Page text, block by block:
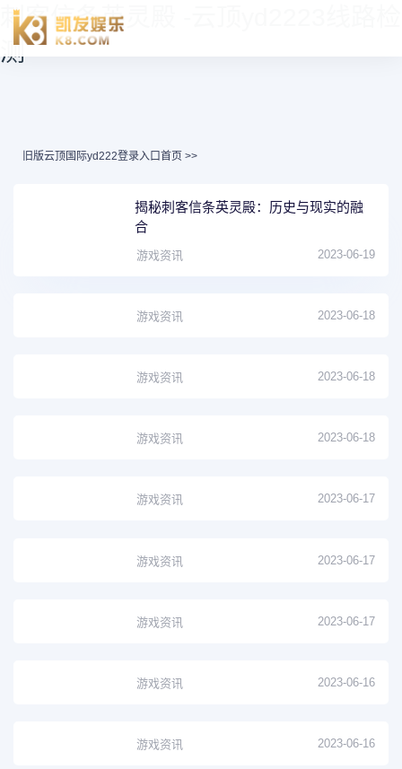
刺客信条英灵殿 -云顶yd2223线路检
测
旧版云顶国际yd222登录入口首页 >>
揭秘刺客信条英灵殿：历史与现实的融
合
游戏资讯 2023-06-19
游戏资讯 2023-06-18
游戏资讯 2023-06-18
游戏资讯 2023-06-18
游戏资讯 2023-06-17
游戏资讯 2023-06-17
游戏资讯 2023-06-17
游戏资讯 2023-06-16
游戏资讯 2023-06-16